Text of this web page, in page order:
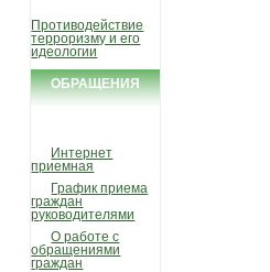
Противодействие
терроризму и его
идеологии
ОБРАЩЕНИЯ
Интернет
приемная
График приема
граждан
руководителями
О работе с
обращениями
граждан